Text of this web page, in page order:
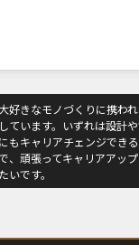
大好きなモノづくりに携わ
しています。いずれは設計
にもキャリアチェンジでき
、頑張ってキャリアアッ
たいです。